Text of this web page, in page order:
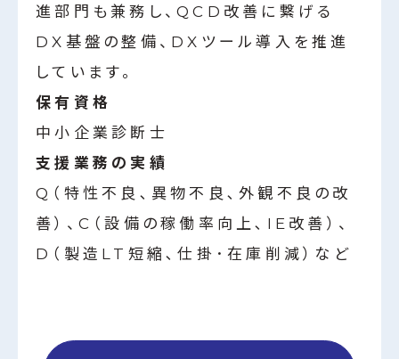
進部門も兼務し、QCD改善に繋げる
DX基盤の整備、DXツール導入を推進
しています。
保有資格
中小企業診断士
支援業務の実績
Q（特性不良､異物不良､外観不良の改
善）、C（設備の稼働率向上､IE改善）、
D（製造LT短縮､仕掛･在庫削減）など